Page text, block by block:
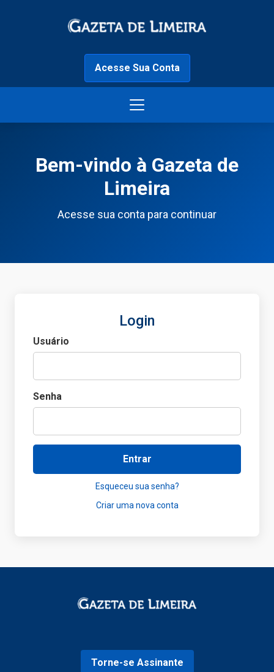
Acesse Sua Conta
Bem-vindo à Gazeta de
Limeira
Acesse sua conta para continuar
Login
Usuário
Senha
Entrar
Esqueceu sua senha?
Criar uma nova conta
Torne-se Assinante